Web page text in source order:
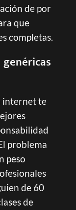
de por
que
completas.
internet te
problema
peso
de 60
de